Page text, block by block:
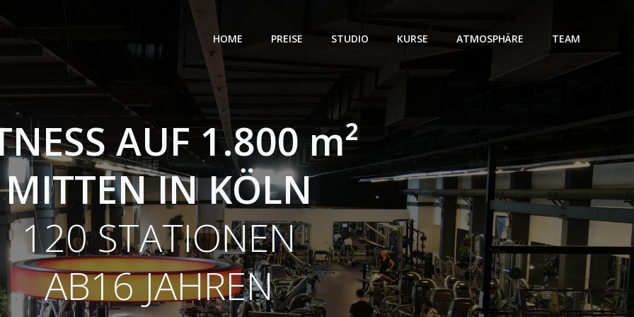
HOME PREISE STUDIO KURSE ATMOSPHÄRE TEAM
AUF 1.800 m²
MITTEN IN KÖLN
120 STATIONEN
AB16 JAHREN